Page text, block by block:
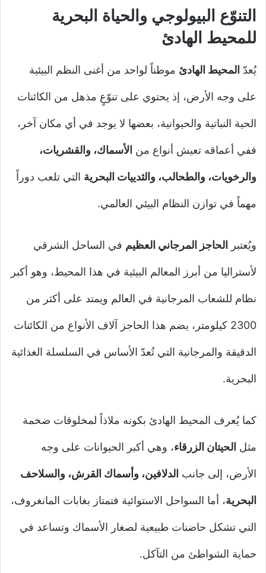
التنوّع البيولوجي والحياة البحرية
للمحيط الهادئ
يُعدّ المحيط الهادئ موطناً لواحد من أغنى النظم البيئية
على وجه الأرض، إذ يحتوي على تنوّعٍ مذهل من الكائنات
الحية النباتية والحيوانية، بعضها لا يوجد في أي مكان آخر،
ففي أعماقه تعيش أنواع من الأسماك، والقشريات،
والرخويات، والطحالب، والثدييات البحرية التي تلعب دوراً
مهماً في توازن النظام البيئي العالمي.
ويُعتبر الحاجز المرجاني العظيم في الساحل الشرقي
لأستراليا من أبرز المعالم البيئية في هذا المحيط، وهو أكبر
نظام للشعاب المرجانية في العالم ويمتد على أكثر من
2300 كيلومتر، يضم هذا الحاجز آلاف الأنواع من الكائنات
الدقيقة والمرجانية التي تُعدّ الأساس في السلسلة الغذائية
البحرية.
كما يُعرف المحيط الهادئ بكونه ملاذاً لمخلوقات ضخمة
مثل الحيتان الزرقاء، وهي أكبر الحيوانات على وجه
الأرض، إلى جانب الدلافين، وأسماك القرش، والسلاحف
البحرية، أما السواحل الاستوائية فتمتاز بغابات المانغروف،
التي تشكل حاضنات طبيعية لصغار الأسماك وتساعد في
حماية الشواطئ من التآكل.